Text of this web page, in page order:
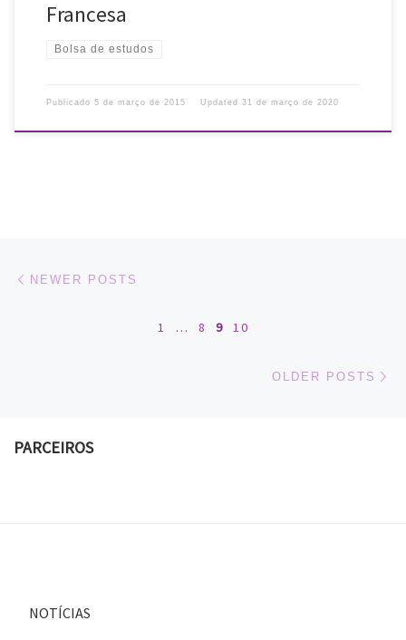
Francesa
Bolsa de estudos
Publicado 5 de março de 2015 Updated 31 de março de 2020
Posts navigation
NEWER POSTS
1 … 8 9 10
OLDER POSTS
PARCEIROS
NOTÍCIAS